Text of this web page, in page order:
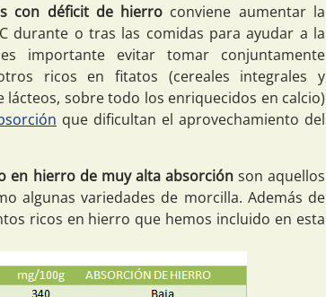
con déficit de hierro conviene aumentar la
durante o tras las comidas para ayudar a la
importante evitar tomar conjuntamente
ricos en fitatos (cereales integrales y
sobre todo los enriquecidos en calcio)
que dificultan el aprovechamiento del
en hierro de muy alta absorciónson aquellos
algunas variedades de morcilla. Además de
ricos en hierro que hemos incluido en esta